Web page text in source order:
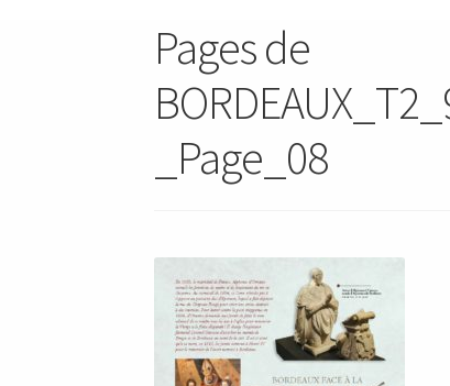
Pages de
_Page_08